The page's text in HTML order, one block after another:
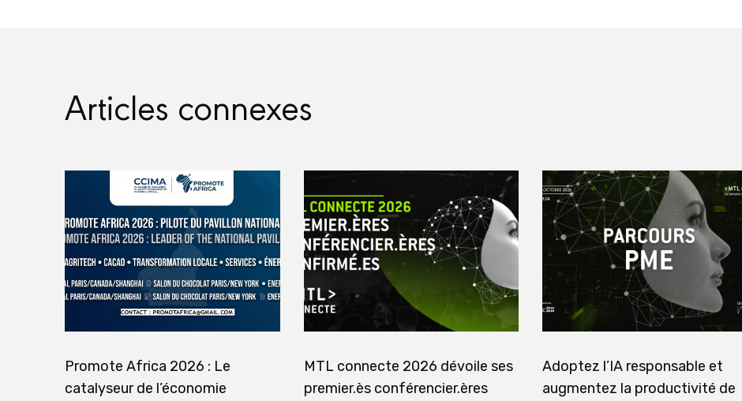
Articles connexes
Promote Africa 2026 : Le
catalyseur de l’économie
MTL connecte 2026 dévoile ses
premier.ès conférencier.ères
Adoptez l’IA responsable et
augmentez la productivité de